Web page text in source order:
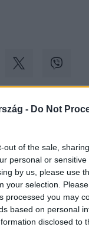
- Do Not
out of the sale,
personal or
by us, please use
your selection.
processed you may
based on personal
disclosed to
és értesülj a
Követem